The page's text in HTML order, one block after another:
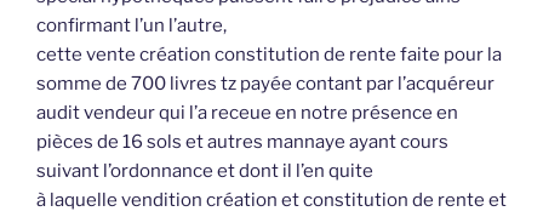
confirmant l’un l’autre,
cette vente création constitution de rente faite pour la
somme de 700 livres tz payée contant par l’acquéreur
audit vendeur qui l’a receue en notre présence en
pièces de 16 sols et autres mannaye ayant cours
suivant l’ordonnance et dont il l’en quite
à laquelle vendition création et constitution de rente et